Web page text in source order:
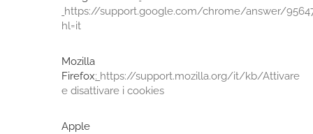
https://support.google.com/chrome/answer/
hl=it
Mozilla
Firefox: https://support.mozilla.org/it/kb/Attivare
e disattivare i cookies
Apple